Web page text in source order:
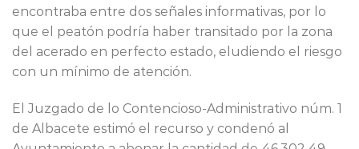
encontraba entre dos señales informativas, por lo
que el peatón podría haber transitado por la zona
del acerado en perfecto estado, eludiendo el riesgo
con un mínimo de atención.
El Juzgado de lo Contencioso-Administrativo núm. 1
de Albacete estimó el recurso y condenó al